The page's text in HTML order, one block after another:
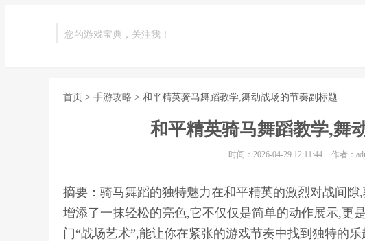
您的游戏宝典，关注我！
首页 > 手游攻略 > 和平精英骑马舞蹈教学,舞动战场的节奏副标题
和平精英骑马舞蹈教学,舞
时间：2026-04-29 12:11:44 作者：
摘要：骑马舞蹈的独特魅力在和平精英的激烈对战间
增添了一抹轻松的亮色,它不仅仅是简单的动作展示,更
门“战场艺术”,能让你在紧张的游戏节奏中找到独特的